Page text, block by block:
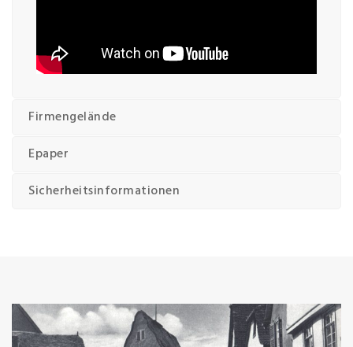
Firmengelände
Epaper
Sicherheitsinformationen